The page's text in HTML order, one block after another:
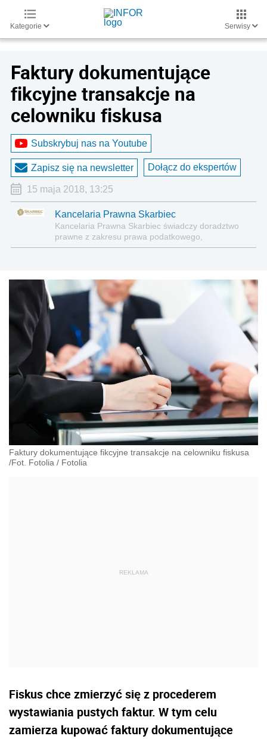
Kategorie Serwisy
Faktury dokumentujące
fikcyjne transakcje na
celowniku fiskusa
Subskrybuj nas na Youtube
Zapisz się na newsletter Dołącz do ekspertów
15 maja 2018, 13:25
Kancelaria Prawna Skarbiec
Kancelaria Prawna Skarbiec świadczy doradztwo
prawne z zakresu prawa podatkowego,
gospodarczego, cywilnego i karnego.
Faktury dokumentujące fikcyjne transakcje na celowniku fiskusa
/Fot. Fotolia / Fotolia
Fiskus chce zmierzyć się z procederem
wystawiania pustych faktur. W tym celu
zamierza kupować faktury dokumentujące